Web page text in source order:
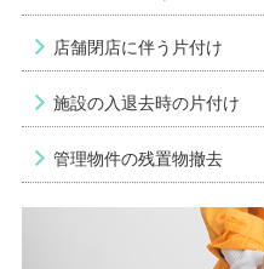
店舗閉店に伴う片付け
施設の入退去時の片付け
管理物件の残置物撤去